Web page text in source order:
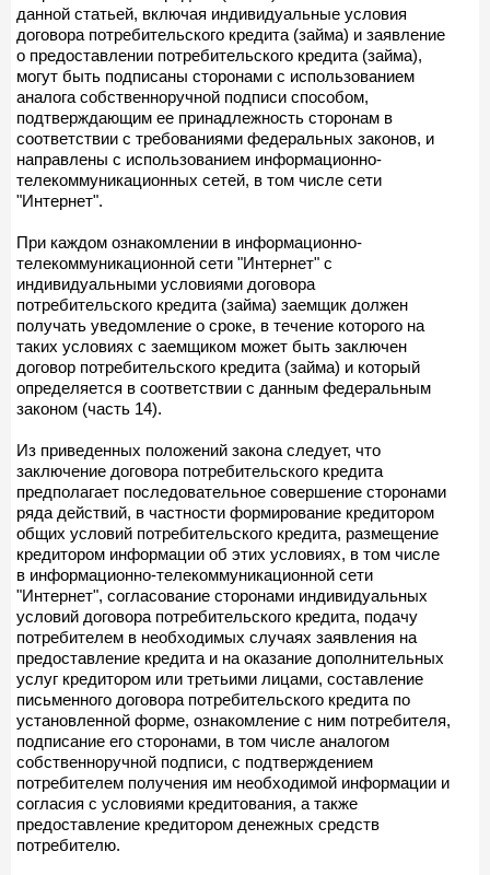
данной статьей, включая индивидуальные условия
договора потребительского кредита (займа) и заявление
о предоставлении потребительского кредита (займа),
могут быть подписаны сторонами с использованием
аналога собственноручной подписи способом,
подтверждающим ее принадлежность сторонам в
соответствии с требованиями федеральных законов, и
направлены с использованием информационно-
телекоммуникационных сетей, в том числе сети
"Интернет".
При каждом ознакомлении в информационно-
телекоммуникационной сети "Интернет" с
индивидуальными условиями договора
потребительского кредита (займа) заемщик должен
получать уведомление о сроке, в течение которого на
таких условиях с заемщиком может быть заключен
договор потребительского кредита (займа) и который
определяется в соответствии с данным федеральным
законом (часть 14).
Из приведенных положений закона следует, что
заключение договора потребительского кредита
предполагает последовательное совершение сторонами
ряда действий, в частности формирование кредитором
общих условий потребительского кредита, размещение
кредитором информации об этих условиях, в том числе
в информационно-телекоммуникационной сети
"Интернет", согласование сторонами индивидуальных
условий договора потребительского кредита, подачу
потребителем в необходимых случаях заявления на
предоставление кредита и на оказание дополнительных
услуг кредитором или третьими лицами, составление
письменного договора потребительского кредита по
установленной форме, ознакомление с ним потребителя,
подписание его сторонами, в том числе аналогом
собственноручной подписи, с подтверждением
потребителем получения им необходимой информации и
согласия с условиями кредитования, а также
предоставление кредитором денежных средств
потребителю.